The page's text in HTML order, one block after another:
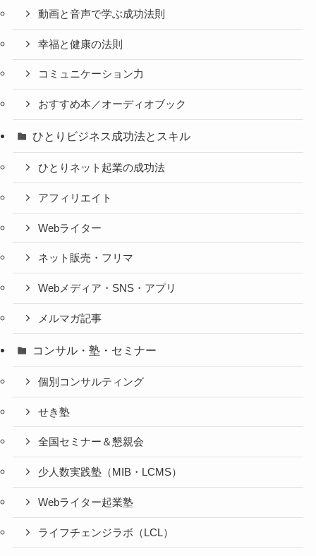
動画と音声で学ぶ成功法則
幸福と健康の法則
コミュニケーション力
おすすめ本／オーディオブック
ひとりビジネス成功法とスキル
ひとりネット起業の成功法
アフィリエイト
Webライター
ネット販売・フリマ
Webメディア・SNS・アプリ
メルマガ記事
コンサル・塾・セミナー
個別コンサルティング
せき塾
全国セミナー＆懇親会
少人数実践塾（MIB・LCMS）
Webライター起業塾
ライフチェンジラボ（LCL）